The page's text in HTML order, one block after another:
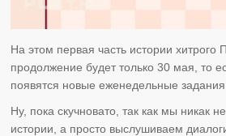
На этом первая часть истории хитрого
продолжение будет только 30 мая, то
появятся новые еженедельные
Ну, пока скучновато, так как мы никак
истории, а просто выслушиваем